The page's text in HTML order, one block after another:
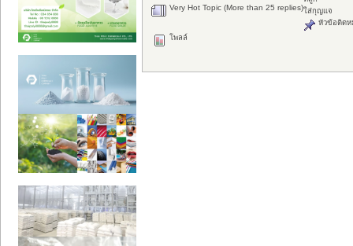
Very Hot Topic (More than 25 replies)ใส่กุญแจ
หัวข้อติดห
โพลล์